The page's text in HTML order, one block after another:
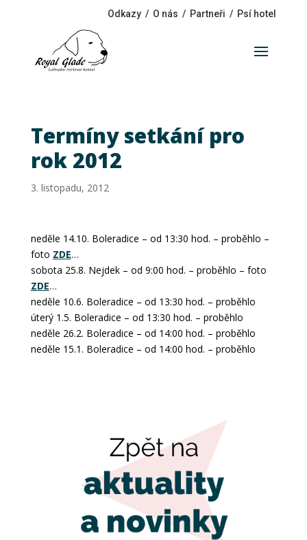
Odkazy / O nás / Partneři / Psí hotel
Termíny setkání pro
rok 2012
3. listopadu, 2012
neděle 14.10. Boleradice – od 13:30 hod. – proběhlo –
foto ZDE…
sobota 25.8. Nejdek – od 9:00 hod. – proběhlo – foto
ZDE…
neděle 10.6. Boleradice – od 13:30 hod. – proběhlo
úterý 1.5. Boleradice – od 13:30 hod. – proběhlo
neděle 26.2. Boleradice – od 14:00 hod. – proběhlo
neděle 15.1. Boleradice – od 14:00 hod. – proběhlo